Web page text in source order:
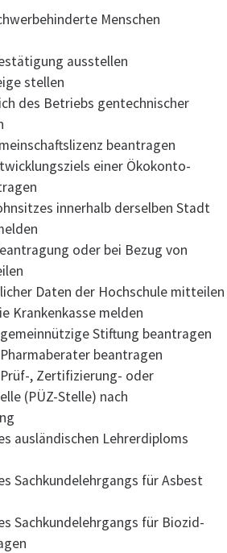
Menschen
ausstellen
stellen
des Betriebs gentechnischer
beantragen
einer Ökokonto-
innerhalb derselben Stadt
oder bei Bezug von
Daten der Hochschule mitteilen
Krankenkasse melden
Stiftung beantragen
beantragen
, Zertifizierung- oder
(PÜZ-Stelle) nach
ausländischen Lehrerdiploms
Sachkundelehrgangs für Asbest
Sachkundelehrgangs für Biozid-